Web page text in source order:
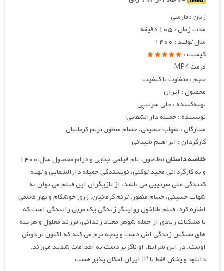
زبان : فارسی
مدت زمان : ۱۰۵ دقیقه
سال تولید : ۱۴۰۰
کیفیت :
فرمت MP4
حجم : متفاوت با کیفیت
محصول : ایران
تهیهکننده : علی سرتیپی
نویسنده : جمیله دارالشفایی
ستارگان : شهاب حسینی، حسام منظور, ترنم کرمانیان
کارگردان : ابراهیم شیبانی
خلاصه داستان :
طلاخون، نام فیلمی جنایی و درام محصول سال ۱۴۰۰
و به کارگردانی مجید توکلی، نویسندگی جمیله دارالشفایی و تهیه
کنندگی علی سرتیپی می باشد. از بازیگران این فیلم می توان به
شهاب حسینی، حسام منظور، ترنم کرمانیان، زری خوشکام و بهار قاسمی
اشاره کرد. فیلم طلاخون روایتگر زندگی یک مربی رانندگی است که
با مشکلات زیادی از جمله شوهر معتاد زندانی، فرزند معلول و هزینه
های سنگین زندگی اش دست و پنجه نرم می کند که اکنون بر دوش
اوست. در این شرایط، او ناگزیر دست به اقدامات شدید می‌زند.
دانلود و پخش فقط با IP ایران امکان پذیر هست